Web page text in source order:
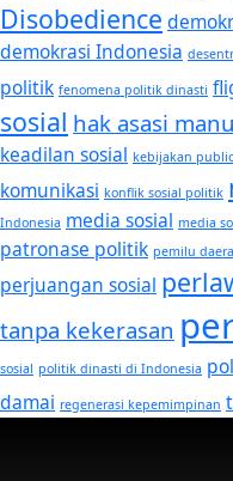
Disobedience
demokrasi Indonesia
politik fenomena politik dinasti
sosial hak asasi
keadilan sosial kebijakan public
komunikasi konflik sosial politik
Indonesia media sosial media
patronase politik pemilu
perjuangan sosial
tanpa kekerasan
sosial politik dinasti di Indonesia
damai regenerasi kepemimpinan